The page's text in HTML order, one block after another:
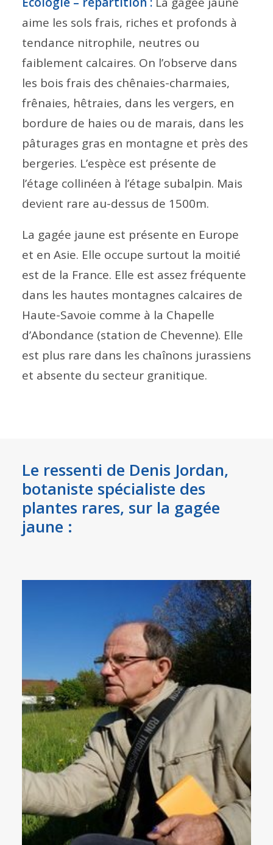
aime les sols frais, riches et profonds à
tendance nitrophile, neutres ou
faiblement calcaires. On l’observe dans
les bois frais des chênaies-charmaies,
frênaies, hêtraies, dans les vergers, en
bordure de haies ou de marais, dans les
pâturages gras en montagne et près des
bergeries. L’espèce est présente de
l’étage collinéen à l’étage subalpin. Mais
devient rare au-dessus de 1500m.
La gagée jaune est présente en Europe
et en Asie. Elle occupe surtout la moitié
est de la France. Elle est assez fréquente
dans les hautes montagnes calcaires de
Haute-Savoie comme à la Chapelle
d’Abondance (station de Chevenne). Elle
est plus rare dans les chaînons jurassiens
et absente du secteur granitique.
Le ressenti de Denis Jordan,
botaniste spécialiste des
plantes rares, sur la gagée
jaune :